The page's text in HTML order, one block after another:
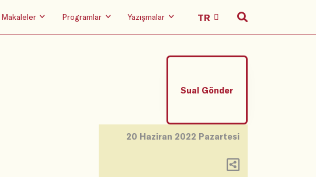
Makaleler Programlar Yazışmalar
Sual Gönder
20 Haziran 2022 Pazartesi